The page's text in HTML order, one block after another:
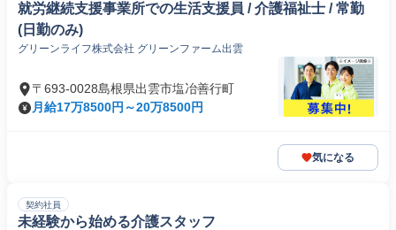
就労継続支援事業所での生活支援員 / 介護福祉士 / 常勤
(日勤のみ)
グリーンライフ株式会社 グリーンファーム出雲
〒693-0028島根県出雲市塩冶善行町
月給17万8500円～20万8500円
気になる
契約社員
未経験から始める介護スタッフ